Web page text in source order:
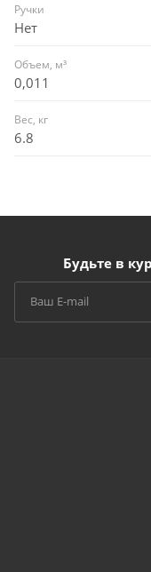
Ручки
Нет
Объем, м³
0,011
Вес, кг
6.8
Будьте в